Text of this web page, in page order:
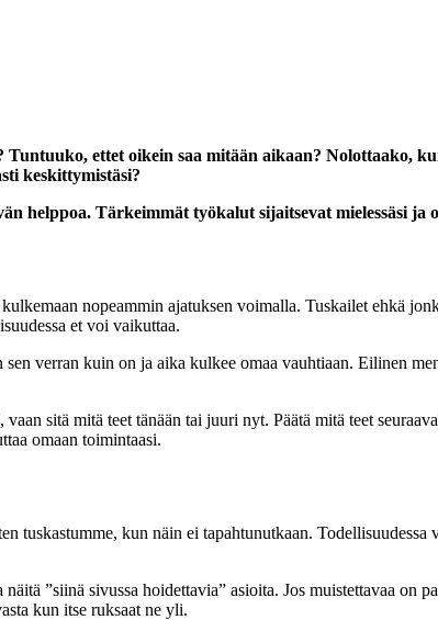
ettet oikein saa mitään aikaan? Nolottaako,
keskittymistäsi?
helppoa. Tärkeimmät työkalut sijaitsevat mielessäsi ja
nopeammin ajatuksen voimalla. Tuskailet ehkä
et voi vaikuttaa.
verran kuin on ja aika kulkee omaa vauhtiaan. Eilinen
sitä mitä teet tänään tai juuri nyt. Päätä mitä teet
omaan toimintaasi.
tuskastumme, kun näin ei tapahtunutkaan.
”siinä sivussa hoidettavia” asioita. Jos muistettavaa
kun itse ruksaat ne yli.